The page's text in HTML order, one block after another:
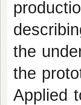
the
the
Applied